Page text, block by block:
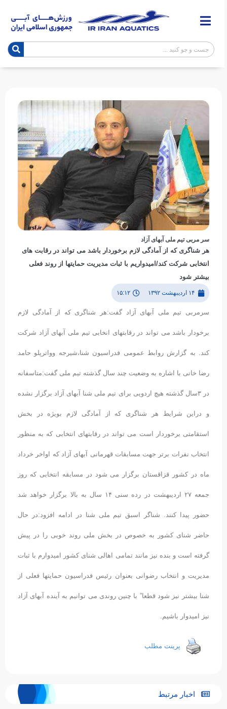
سر مربی تیم ملی آبهای آزاد
هر شناگری که از آمادگی لازم برخوردار باشد می تواند در رقابت های
انتخابی شرکت کند/امیدواریم با ثبات مدیریت حمایتها از روند فعلی
بیشتر شود
۱۴ اردیبهشت ۱۳۹۲ ۱۵:۱۲
سرمربی تیم ملی آبهای آزاد گفت:هر شناگری که از آمادگی لازم
برخودار باشد می تواند در رقابتهای انخابی تیم ملی آبهای آزاد شرکت
کند. به گزارش روابط عمومی فدراسیون شنا،شیرجه وواترپلو حامد
رضا خانی با اشاره به وضعیت چند سال گذشته تیم ملی گفت:متاسفانه
در ٣سال گذشته هیچ اردویی برای تیم ملی شنا آبهای آزاد برگزار نشده
و دراین شرایط هر شناگری که از آمادگی لازم بویژه در بخش
استقامتی برخوردار است می تواند در رقابتهای انتخابی که به منظور
انتخاب نفرات برتر جهت مسابقات قهرمانی آبهای آزاد که اواخر خرداد
ماه در کشور قزاقستان برگزار می شود در مسابقه انتخابی که روز
جمعه ٢٧ اردیبهشت در رده سنی ١۴ سال به بالا برگزار خواهد شد
حضور پیدا کنند. شناگر اسبق تیم ملی شنا در ادامه افزود:در حال
حاضر شنای کشور به خصوص در بخش ملی روند خوبی را در پیش
گرفته است و بنده نیز مانند تمامی اهالی شنای کشور امیدوارم با ثبات
مدیریت و انتخاب رضوانی بعنوان رئیس فدراسیون حمایتها فعلی از
شنا بیشتر نیز شود قطعا” با چنین روندی می توانیم به آینده آبهای آزاد
نیز امیدوار باشیم.
پرینت مطلب
اخبار مرتبط